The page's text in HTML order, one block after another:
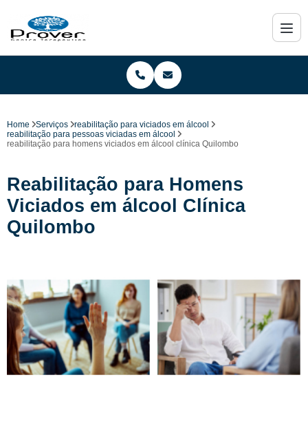
Home Serviços
reabilitação para viciados em álcool
reabilitação para pessoas viciadas em álcool
reabilitação para homens viciados em álcool clínica Quilombo
Reabilitação para Homens
Viciados em álcool Clínica
Quilombo